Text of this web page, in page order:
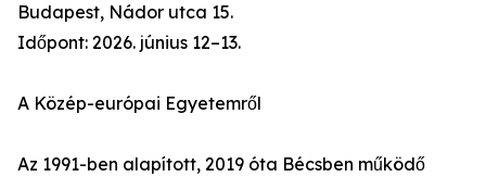
Budapest, Nádor utca 15.
Időpont: 2026. június 12–13.
A Közép-európai Egyetemről
Az 1991-ben alapított, 2019 óta Bécsben működő